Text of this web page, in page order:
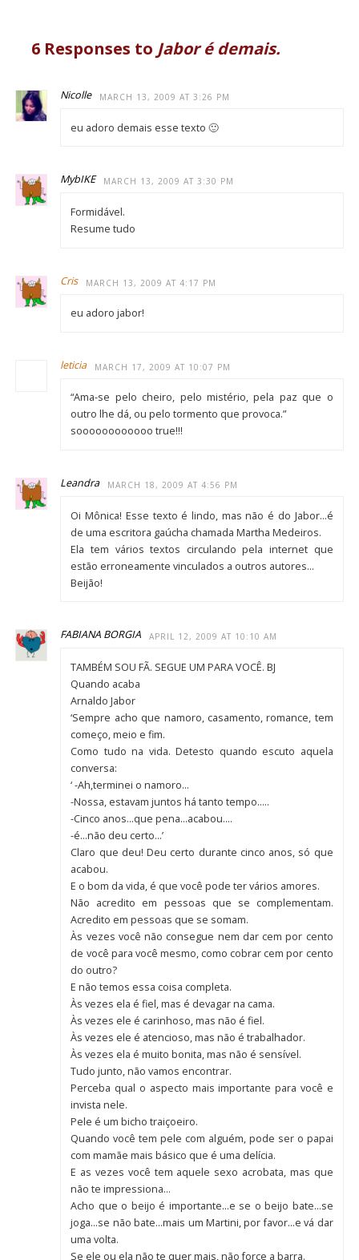
6 Responses to Jabor é demais.
Nicolle MARCH 13, 2009 AT 3:26 PM
eu adoro demais esse texto 🙂
MybIKE MARCH 13, 2009 AT 3:30 PM
Formidável.
Resume tudo
Cris MARCH 13, 2009 AT 4:17 PM
eu adoro jabor!
leticia MARCH 17, 2009 AT 10:07 PM
“Ama-se pelo cheiro, pelo mistério, pela paz que o
outro lhe dá, ou pelo tormento que provoca.”
soooooooooooo true!!!
Leandra MARCH 18, 2009 AT 4:56 PM
Oi Mônica! Esse texto é lindo, mas não é do Jabor…é
de uma escritora gaúcha chamada Martha Medeiros.
Ela tem vários textos circulando pela internet que
estão erroneamente vinculados a outros autores…
Beijão!
FABIANA BORGIA APRIL 12, 2009 AT 10:10 AM
TAMBÉM SOU FÃ. SEGUE UM PARA VOCÊ. BJ
Quando acaba
Arnaldo Jabor
‘Sempre acho que namoro, casamento, romance, tem
começo, meio e fim.
Como tudo na vida. Detesto quando escuto aquela
conversa:
‘ -Ah,terminei o namoro…
-Nossa, estavam juntos há tanto tempo…..
-Cinco anos…que pena…acabou….
-é…não deu certo…’
Claro que deu! Deu certo durante cinco anos, só que
acabou.
E o bom da vida, é que você pode ter vários amores.
Não acredito em pessoas que se complementam.
Acredito em pessoas que se somam.
Às vezes você não consegue nem dar cem por cento
de você para você mesmo, como cobrar cem por cento
do outro?
E não temos essa coisa completa.
Às vezes ela é fiel, mas é devagar na cama.
Às vezes ele é carinhoso, mas não é fiel.
Às vezes ele é atencioso, mas não é trabalhador.
Às vezes ela é muito bonita, mas não é sensível.
Tudo junto, não vamos encontrar.
Perceba qual o aspecto mais importante para você e
invista nele.
Pele é um bicho traiçoeiro.
Quando você tem pele com alguém, pode ser o papai
com mamãe mais básico que é uma delícia.
E as vezes você tem aquele sexo acrobata, mas que
não te impressiona…
Acho que o beijo é importante…e se o beijo bate…se
joga…se não bate…mais um Martini, por favor…e vá dar
uma volta.
Se ele ou ela não te quer mais, não force a barra.